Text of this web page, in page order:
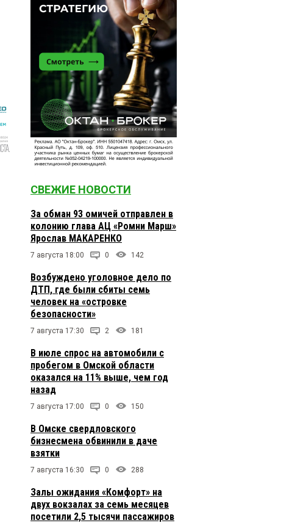
СВЕЖИЕ НОВОСТИ
За обман 93 омичей отправлен в
колонию глава АЦ «Ромни Марш»
Ярослав МАКАРЕНКО
7 августа 18:00 0 142
Возбуждено уголовное дело по
ДТП, где были сбиты семь
человек на «островке
безопасности»
7 августа 17:30 2 181
В июле спрос на автомобили с
пробегом в Омской области
оказался на 11% выше, чем год
назад
7 августа 17:00 0 150
В Омске свердловского
бизнесмена обвинили в даче
взятки
7 августа 16:30 0 288
Залы ожидания «Комфорт» на
двух вокзалах за семь месяцев
посетили 2,5 тысячи пассажиров